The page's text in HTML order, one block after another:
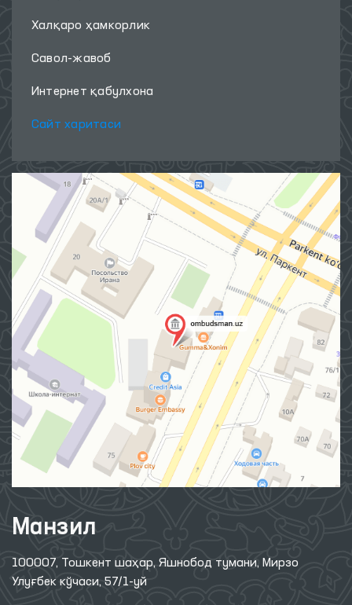
Халқаро ҳамкорлик
Савол-жавоб
Интернет қабулхона
Сайт харитаси
Манзил
100007, Тошкент шаҳар, Яшнобод тумани, Мирзо
Улуғбек кўчаси, 57/1-уй